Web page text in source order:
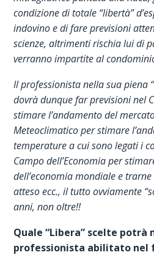
condizione di totale “libertà”
indovino e di fare previsioni
scienze, altrimenti rischia lui di
verranno impartite al
Il professionista nella sua piena
dovrà dunque far previsioni nel
stimare l’andamento del
Meteoclimatico per stimare
temperature a cui sono legati i
Campo dell’Economia per
dell’economia mondiale e
atteso ecc., il tutto ovviamente
anni, non oltre!!
Quale “Libera” scelte potrà
professionista abilitato nel